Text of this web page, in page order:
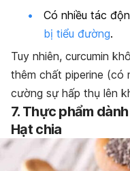
Có nhiều tác
bị tiểu đường.
Tuy nhiên, curcumin
thêm chất piperine (có
cường sự hấp thụ lên
7. Thực phẩm
Hạt chia